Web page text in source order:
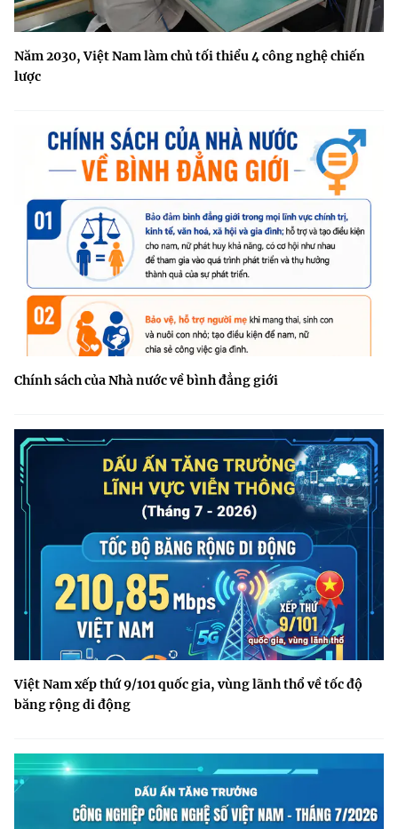
Năm 2030, Việt Nam làm chủ tối thiểu 4 công nghệ chiến
lược
Chính sách của Nhà nước về bình đẳng giới
Việt Nam xếp thứ 9/101 quốc gia, vùng lãnh thổ về tốc độ
băng rộng di động